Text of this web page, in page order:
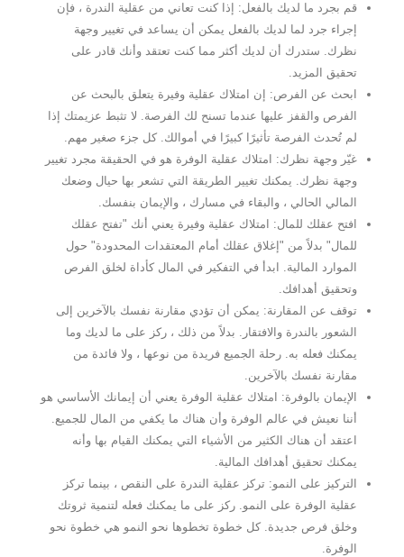
قم بجرد ما لديك بالفعل: إذا كنت تعاني من عقلية الندرة ، فإن
إجراء جرد لما لديك بالفعل يمكن أن يساعد في تغيير وجهة
نظرك. ستدرك أن لديك أكثر مما كنت تعتقد وأنك قادر على
تحقيق المزيد.
ابحث عن الفرص: إن امتلاك عقلية وفيرة يتعلق بالبحث عن
الفرص والقفز عليها عندما تسنح لك الفرصة. لا تثبط عزيمتك إذا
لم تُحدث الفرصة تأثيرًا كبيرًا في أموالك. كل جزء صغير مهم.
غيّر وجهة نظرك: امتلاك عقلية الوفرة هو في الحقيقة مجرد تغيير
وجهة نظرك. يمكنك تغيير الطريقة التي تشعر بها حيال وضعك
المالي الحالي ، والبقاء في مسارك ، والإيمان بنفسك.
افتح عقلك للمال: امتلاك عقلية وفيرة يعني أنك "تفتح عقلك
للمال" بدلاً من "إغلاق عقلك أمام المعتقدات المحدودة" حول
الموارد المالية. ابدأ في التفكير في المال كأداة لخلق الفرص
وتحقيق أهدافك.
توقف عن المقارنة: يمكن أن تؤدي مقارنة نفسك بالآخرين إلى
الشعور بالندرة والافتقار. بدلاً من ذلك ، ركز على ما لديك وما
يمكنك فعله به. رحلة الجميع فريدة من نوعها ، ولا فائدة من
مقارنة نفسك بالآخرين.
الإيمان بالوفرة: امتلاك عقلية الوفرة يعني أن إيمانك الأساسي هو
أننا نعيش في عالم الوفرة وأن هناك ما يكفي من المال للجميع.
اعتقد أن هناك الكثير من الأشياء التي يمكنك القيام بها وأنه
يمكنك تحقيق أهدافك المالية.
التركيز على النمو: تركز عقلية الندرة على النقص ، بينما تركز
عقلية الوفرة على النمو. ركز على ما يمكنك فعله لتنمية ثروتك
وخلق فرص جديدة. كل خطوة تخطوها نحو النمو هي خطوة نحو
الوفرة.